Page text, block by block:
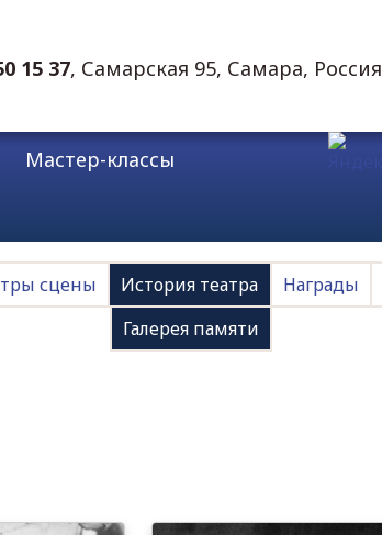
15 37, Самарская 95, Самара, Россия
Мастер-классы
сцены
История театра
Галерея памяти
Награды